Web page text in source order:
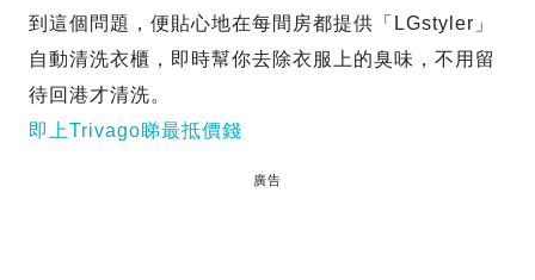
到這個問題，便貼心地在每間房都提供「LGstyler」
自動清洗衣櫃，即時幫你去除衣服上的臭味，不用留
待回港才清洗。
即上Trivago睇最抵價錢
廣告